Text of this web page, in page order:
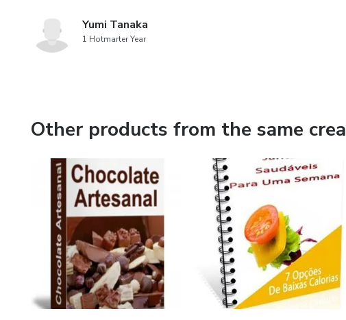
Yumi Tanaka
1 Hotmarter Year
Other products from the same